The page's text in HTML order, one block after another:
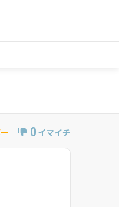
0 イマイチ